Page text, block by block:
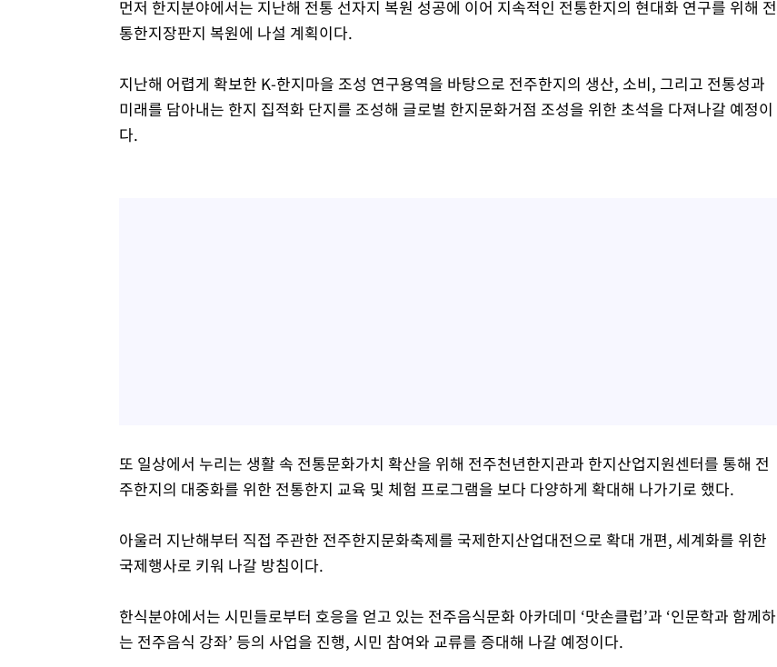
먼저 한지분야에서는 지난해 전통 선자지 복원 성공에 이어 지속적인 전통한지의 현대화 연구를 위해 전
통한지장판지 복원에 나설 계획이다.
지난해 어렵게 확보한 K-한지마을 조성 연구용역을 바탕으로 전주한지의 생산, 소비, 그리고 전통성과
미래를 담아내는 한지 집적화 단지를 조성해 글로벌 한지문화거점 조성을 위한 초석을 다져나갈 예정이
다.
또 일상에서 누리는 생활 속 전통문화가치 확산을 위해 전주천년한지관과 한지산업지원센터를 통해 전
주한지의 대중화를 위한 전통한지 교육 및 체험 프로그램을 보다 다양하게 확대해 나가기로 했다.
아울러 지난해부터 직접 주관한 전주한지문화축제를 국제한지산업대전으로 확대 개편, 세계화를 위한
국제행사로 키워 나갈 방침이다.
한식분야에서는 시민들로부터 호응을 얻고 있는 전주음식문화 아카데미 ‘맛손클럽’과 ‘인문학과 함께하
는 전주음식 강좌’ 등의 사업을 진행, 시민 참여와 교류를 증대해 나갈 예정이다.